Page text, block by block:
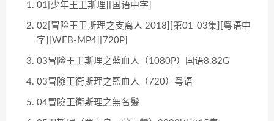
01[少年王卫斯理][国语中字]
02[冒险王卫斯理之支离人 2018][第01-03集][粤语中
字][WEB-MP4][720P]
03冒险王卫斯理之蓝血人（1080P）国语8.82G
03冒險王衞斯理之藍血人（720）粤语
04冒險王衛斯理之無名髮